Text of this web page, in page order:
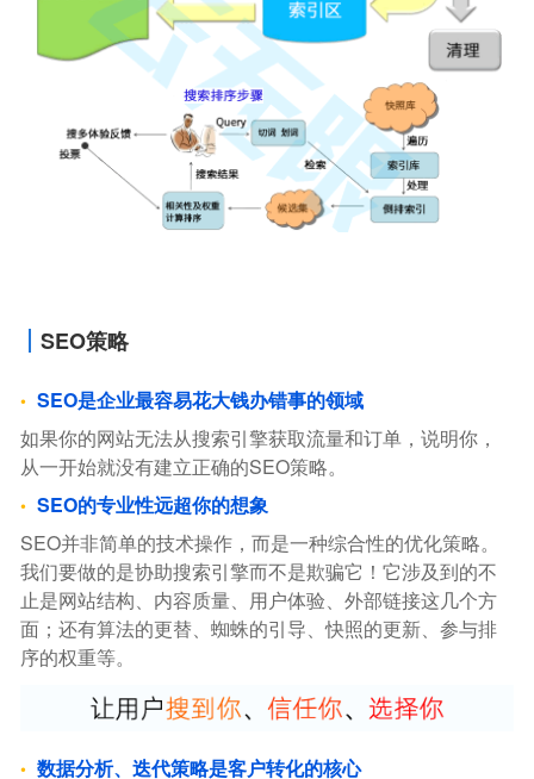
SEO策略
SEO是企业最容易花大钱办错事的领域
如果你的网站无法从搜索引擎获取流量和订单，说明你，
从一开始就没有建立正确的SEO策略。
SEO的专业性远超你的想象
SEO并非简单的技术操作，而是一种综合性的优化策略。
我们要做的是协助搜索引擎而不是欺骗它！它涉及到的不
止是网站结构、内容质量、用户体验、外部链接这几个方
面；还有算法的更替、蜘蛛的引导、快照的更新、参与排
序的权重等。
数据分析、迭代策略是客户转化的核心